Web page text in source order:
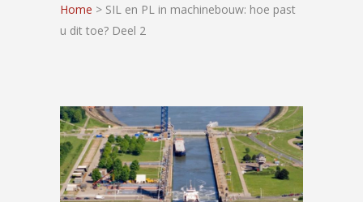
Home > SIL en PL in machinebouw: hoe past
u dit toe? Deel 2